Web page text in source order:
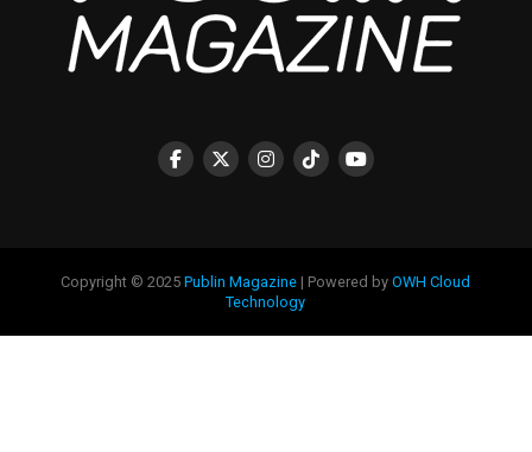
Copyright © 2025Publin Magazine | Powered byOWH Cloud
Technology